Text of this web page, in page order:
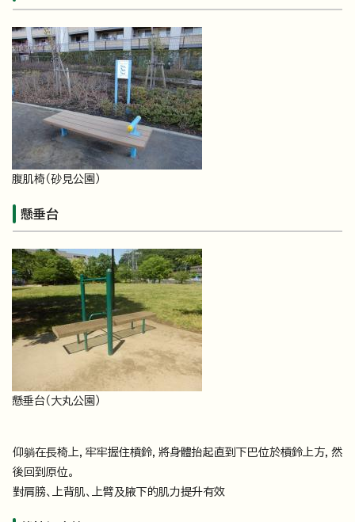
腹肌椅（砂見公園）
懸垂台
懸垂台（大丸公園）
仰躺在長椅上，牢牢握住槓鈴，將身體抬起直到下巴位於槓鈴上方，然
後回到原位。
對肩膀、上背肌、上臂及腋下的肌力提升有效